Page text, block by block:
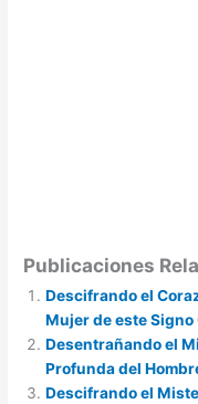
Publicaciones
Descifrando el
Mujer de este Signo
Desentrañando el
Profunda del
Descifrando el